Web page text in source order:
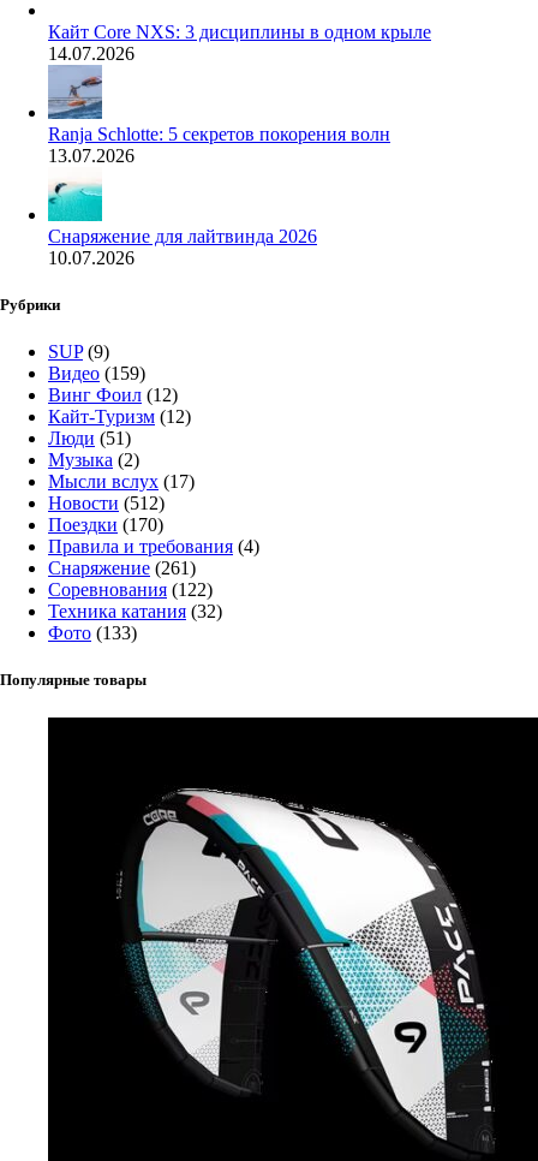
Кайт Core NXS: 3 дисциплины в одном крыле
14.07.2026
Ranja Schlotte: 5 секретов покорения волн
13.07.2026
Снаряжение для лайтвинда 2026
10.07.2026
Рубрики
SUP(9)
Видео (159)
Винг Фоил (12)
Кайт-Туризм (12)
Люди (51)
Музыка (2)
Мысли вслух (17)
Новости (512)
Поездки (170)
Правила и требования (4)
Снаряжение (261)
Соревнования (122)
Техника катания (32)
Фото (133)
Популярные товары